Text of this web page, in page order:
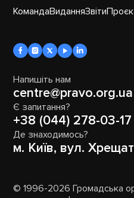
КомандаВиданняЗвіти
Напишіть нам
centre@pravo.org.ua
Є запитання?
+38 (044) 278-03-17
Де знаходимось?
м. Київ, вул.
© 1996-2026 Громадська